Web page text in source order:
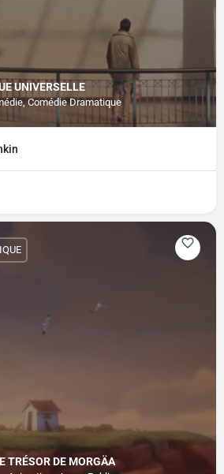
UNIVERSELLE
Comédie Dramatique
TRÉSOR DE MORGÄA